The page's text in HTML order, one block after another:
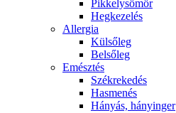
Pikkelysömör
Hegkezelés
Allergia
Külsőleg
Belsőleg
Emésztés
Székrekedés
Hasmenés
Hányás, hányinger